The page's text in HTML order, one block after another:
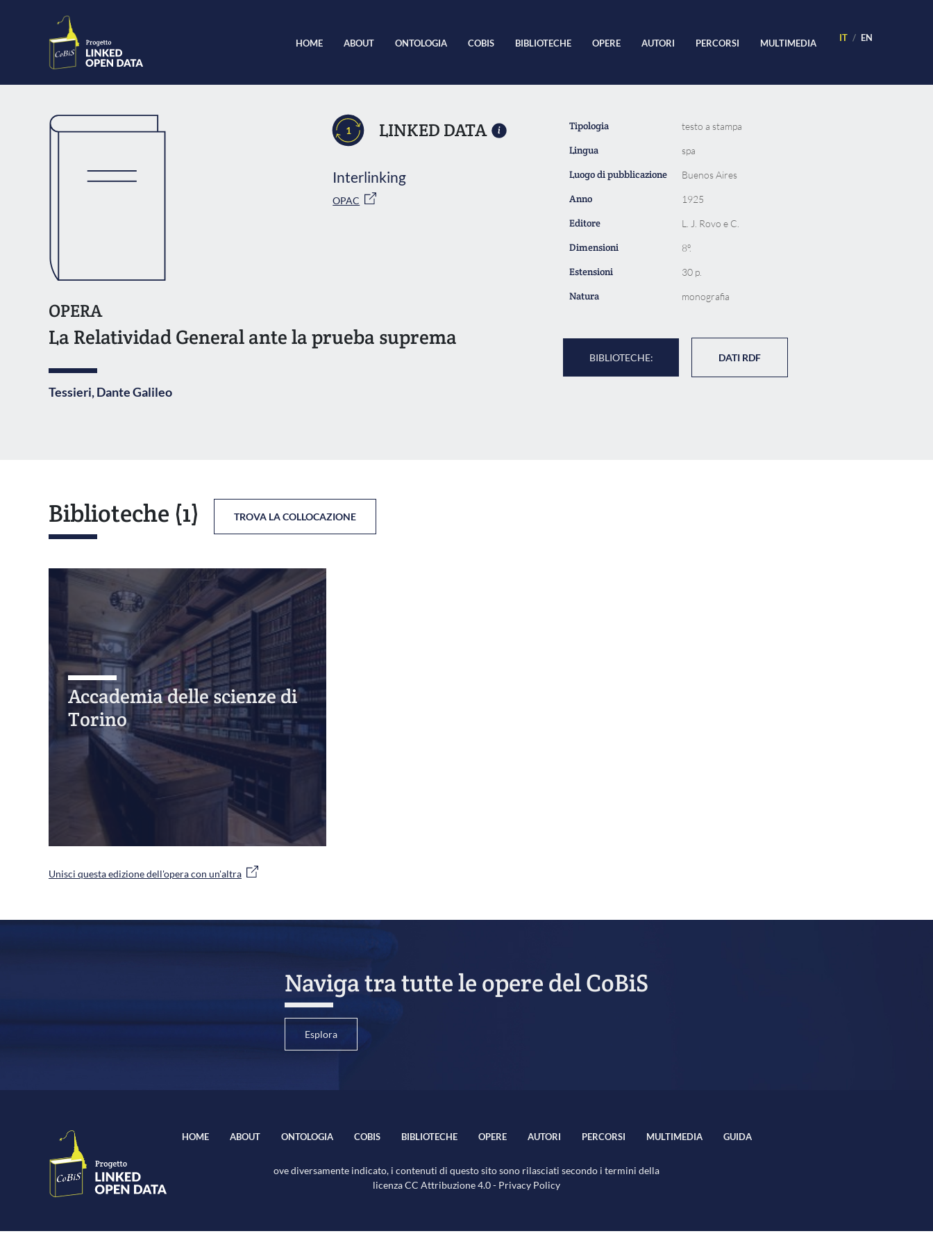
HOME ABOUT ONTOLOGIA COBIS BIBLIOTECHE OPERE AUTORI PERCORSI MULTIMEDIA IT EN
1 LINKED DATA
Interlinking
OPAC
OPERA
La Relatividad General ante la prueba suprema
Tessieri, Dante Galileo
Tipologia testo a stampa
Lingua spa
Luogo di pubblicazione Buenos Aires
Anno 1925
Editore L. J. Rovo e C.
Dimensioni 8º.
Estensioni 30 p.
Natura monografia
BIBLIOTECHE: DATI RDF
Biblioteche (1) TROVA LA COLLOCAZIONE
Accademia delle scienze di
Torino
Unisci questa edizione dell'opera con un'altra
Naviga tra tutte le opere del CoBiS
Esplora
HOME ABOUT ONTOLOGIA COBIS BIBLIOTECHE OPERE AUTORI PERCORSI MULTIMEDIA GUIDA
ove diversamente indicato, i contenuti di questo sito sono rilasciati secondo i termini della
licenzaCC Attribuzione 4.0- Privacy Policy